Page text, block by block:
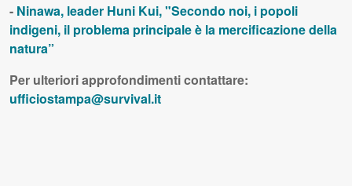
- Ninawa, leader Huni Kui, "Secondo noi, i popoli
indigeni, il problema principale è la mercificazione della
natura”
Per ulteriori approfondimenti contattare:
ufficiostampa@survival.it